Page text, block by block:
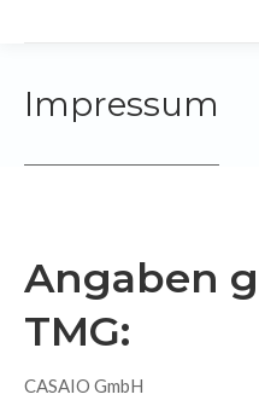
Impressum
Angaben
TMG:
CASAIO GmbH